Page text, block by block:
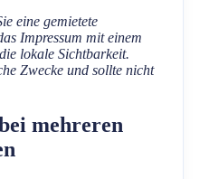
eine gemietete
Impressum mit einem
lokale Sichtbarkeit.
Zwecke und sollte nicht
mehreren